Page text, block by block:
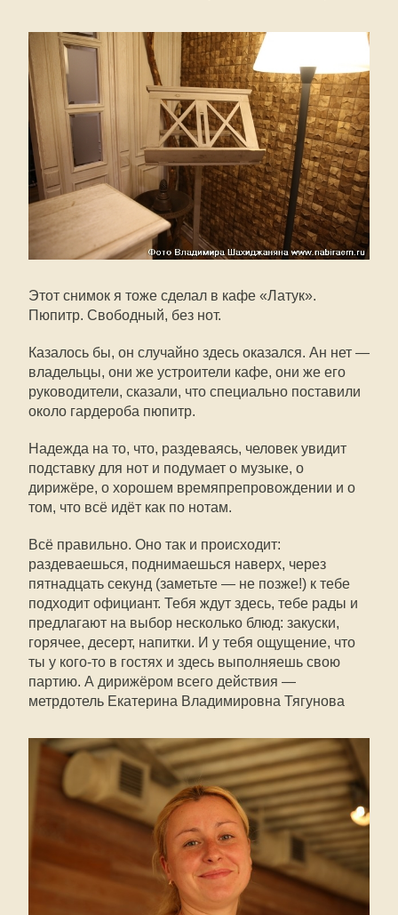
Этот снимок я тоже сделал в кафе «Латук».
Пюпитр. Свободный, без нот.
Казалось бы, он случайно здесь оказался. Ан нет —
владельцы, они же устроители кафе, они же его
руководители, сказали, что специально поставили
около гардероба пюпитр.
Надежда на то, что, раздеваясь, человек увидит
подставку для нот и подумает о музыке, о
дирижёре, о хорошем времяпрепровождении и о
том, что всё идёт как по нотам.
Всё правильно. Оно так и происходит:
раздеваешься, поднимаешься наверх, через
пятнадцать секунд (заметьте — не позже!) к тебе
подходит официант. Тебя ждут здесь, тебе рады и
предлагают на выбор несколько блюд: закуски,
горячее, десерт, напитки. И у тебя ощущение, что
ты у кого-то в гостях и здесь выполняешь свою
партию. А дирижёром всего действия —
метрдотель Екатерина Владимировна Тягунова